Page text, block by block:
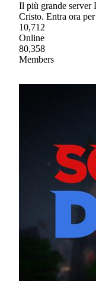
Il più grande server
Cristo. Entra ora
10,712
Online
80,358
Members